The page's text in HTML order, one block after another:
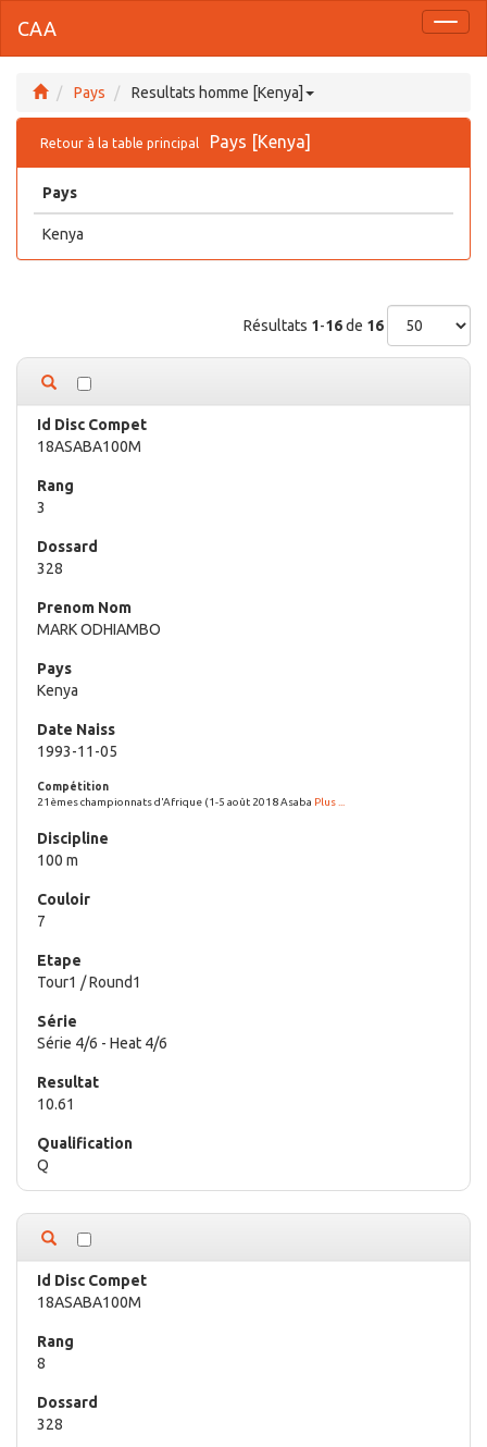
CAA
Pays Resultats homme [Kenya]
Retour à la table principal Pays [Kenya]
Pays
Kenya
Résultats 1-16de 16
18ASABA100M
3
328
MARK ODHIAMBO
Kenya
1993-11-05
21èmes championnats d'Afrique (1-5 août 2018 Asaba Plus ...
100 m
7
Tour1 / Round1
Série 4/6 - Heat 4/6
10.61
Q
18ASABA100M
8
328